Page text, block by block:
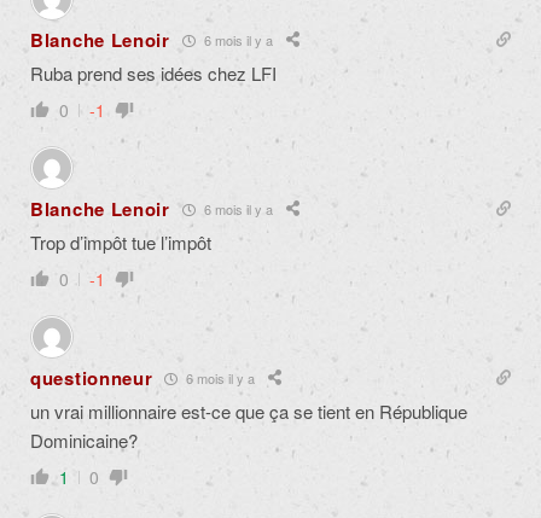
Blanche Lenoir 6 mois il y a
Ruba prend ses idées chez LFI
0 -1
Blanche Lenoir 6 mois il y a
Trop d’impôt tue l’impôt
0 -1
questionneur 6 mois il y a
un vrai millionnaire est-ce que ça se tient en République
Dominicaine?
1 0